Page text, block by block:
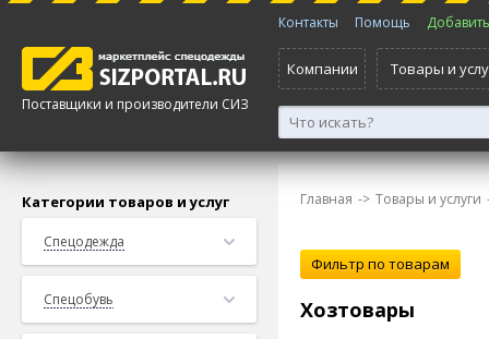
Поставщики и производители СИЗ
Контакты Помощь
Компании Товары и
Категории товаров и услуг
Спецодежда
Спецобувь
Главная -> Товары и услуги
Хозтовары